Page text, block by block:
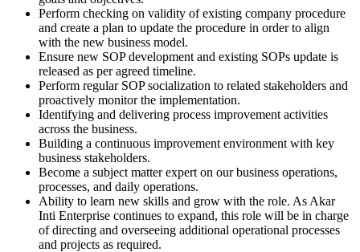
Perform checking on validity of existing company procedure
and create a plan to update the procedure in order to align
with the new business model.
Ensure new SOP development and existing SOPs update is
released as per agreed timeline.
Perform regular SOP socialization to related stakeholders and
proactively monitor the implementation.
Identifying and delivering process improvement activities
across the business.
Building a continuous improvement environment with key
business stakeholders.
Become a subject matter expert on our business operations,
processes, and daily operations.
Ability to learn new skills and grow with the role. As Akar
Inti Enterprise continues to expand, this role will be in charge
of directing and overseeing additional operational processes
and projects as required.